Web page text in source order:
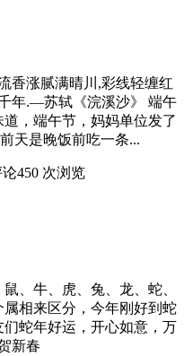
香涨腻满晴川,彩线轻缠红
年.—苏轼《浣溪沙》 端午
，端午节，妈妈单位发了
天是晚饭前吃一条...
论450 次浏览
、牛、虎、兔、龙、蛇、
相来区分，今年刚好到蛇
蛇年好运，开心如意，万
新春